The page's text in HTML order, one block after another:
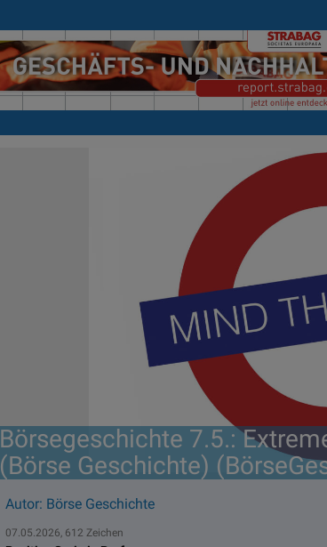
Börsegeschichte 7.5.:
(Börse Geschichte)
Autor: Börse Geschichte
07.05.2026, 612 Zeichen